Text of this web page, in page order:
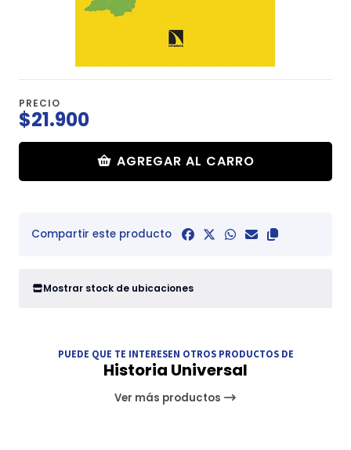
PRECIO
$21.900
AGREGAR AL CARRO
Compartir este producto
Mostrar stock de ubicaciones
PUEDE QUE TE INTERESEN OTROS PRODUCTOS DE
Historia Universal
Ver más productos